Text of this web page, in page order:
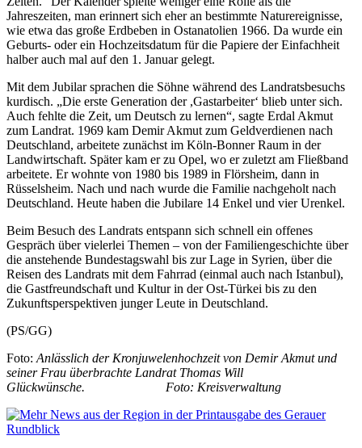
Jahreszeiten, man erinnert sich eher an bestimmte Naturereignisse,
wie etwa das große Erdbeben in Ostanatolien 1966. Da wurde ein
Geburts- oder ein Hochzeitsdatum für die Papiere der Einfachheit
halber auch mal auf den 1. Januar gelegt.
Mit dem Jubilar sprachen die Söhne während des Landratsbesuchs
kurdisch. „Die erste Generation der ,Gastarbeiter‘ blieb unter sich.
Auch fehlte die Zeit, um Deutsch zu lernen“, sagte Erdal Akmut
zum Landrat. 1969 kam Demir Akmut zum Geldverdienen nach
Deutschland, arbeitete zunächst im Köln-Bonner Raum in der
Landwirtschaft. Später kam er zu Opel, wo er zuletzt am Fließband
arbeitete. Er wohnte von 1980 bis 1989 in Flörsheim, dann in
Rüsselsheim. Nach und nach wurde die Familie nachgeholt nach
Deutschland. Heute haben die Jubilare 14 Enkel und vier Urenkel.
Beim Besuch des Landrats entspann sich schnell ein offenes
Gespräch über vielerlei Themen – von der Familiengeschichte über
die anstehende Bundestagswahl bis zur Lage in Syrien, über die
Reisen des Landrats mit dem Fahrrad (einmal auch nach Istanbul),
die Gastfreundschaft und Kultur in der Ost-Türkei bis zu den
Zukunftsperspektiven junger Leute in Deutschland.
(PS/GG)
Foto: Anlässlich der Kronjuwelenhochzeit von Demir Akmut und
seiner Frau überbrachte Landrat Thomas Will
Glückwünsche. Foto: Kreisverwaltung